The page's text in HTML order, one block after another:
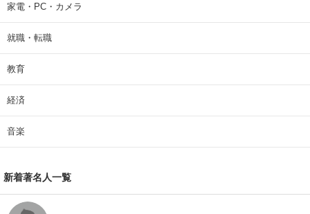
家電・PC・カメラ
就職・転職
教育
経済
音楽
新着著名人一覧